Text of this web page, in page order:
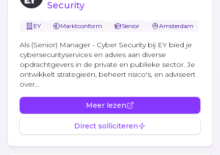
Security
EY Marktconform Senior Amsterdam
Als (Senior) Manager - Cyber Security bij EY bied je
cybersecurityservices en advies aan diverse
opdrachtgevers in de private en publieke sector. Je
ontwikkelt strategieën, beheert risico's, en adviseert
over...
Meer lezen
Direct solliciteren